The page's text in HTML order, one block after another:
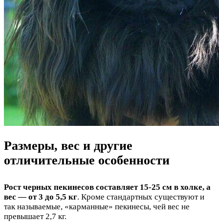
Размеры, вес и другие
отличительные особенности
Рост черных пекинесов составляет 15-25 см в холке, а
вес — от 3 до 5,5 кг. Кроме стандартных существуют и
так называемые, «карманные» пекинесы, чей вес не
превышает 2,7 кг.